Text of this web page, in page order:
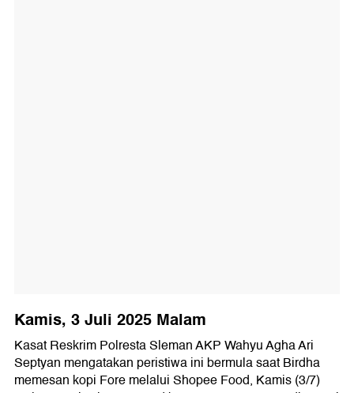
Kamis, 3 Juli 2025 Malam
Kasat Reskrim Polresta Sleman AKP Wahyu Agha Ari
Septyan mengatakan peristiwa ini bermula saat Birdha
memesan kopi Fore melalui Shopee Food, Kamis (3/7)